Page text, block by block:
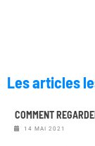
Les articles
COMMENT
14 MAI 2021